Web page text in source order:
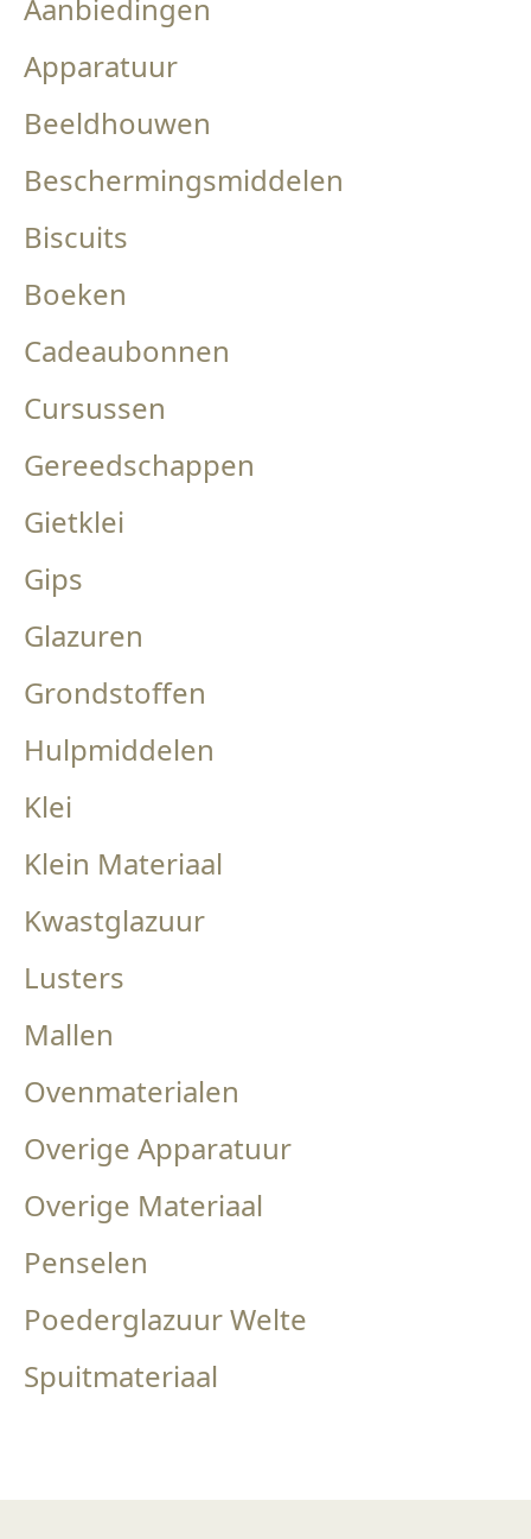
Aanbiedingen
Apparatuur
Beeldhouwen
Beschermingsmiddelen
Biscuits
Boeken
Cadeaubonnen
Cursussen
Gereedschappen
Gietklei
Gips
Glazuren
Grondstoffen
Hulpmiddelen
Klei
Klein Materiaal
Kwastglazuur
Lusters
Mallen
Ovenmaterialen
Overige Apparatuur
Overige Materiaal
Penselen
Poederglazuur Welte
Spuitmateriaal